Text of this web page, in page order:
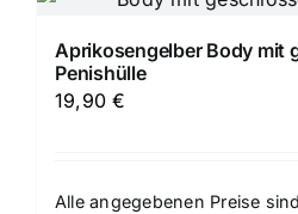
Aprikosengelber Body mit
Penishülle
19,90€
Alle angegebenen Preise